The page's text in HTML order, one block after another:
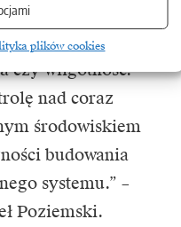
plików cookies
takich jak
czy wilgotność.
nad coraz
środowiskiem
budowania
systemu.” –
Poziemski.